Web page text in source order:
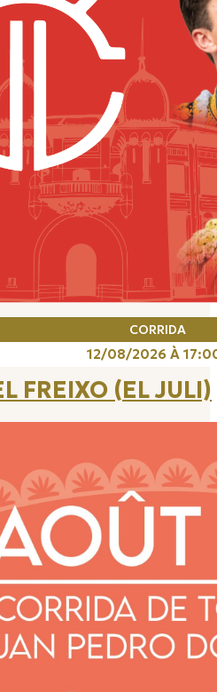
CORRIDA
12/08/2026 À
FREIXO (EL JULI)